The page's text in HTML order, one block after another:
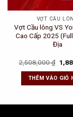
VỢT CẦU
Vợt Cầu lông VS
Cao Cấp 2025
Địa
2,508,000₫
price
was:
THÊM VÀO GIỎ